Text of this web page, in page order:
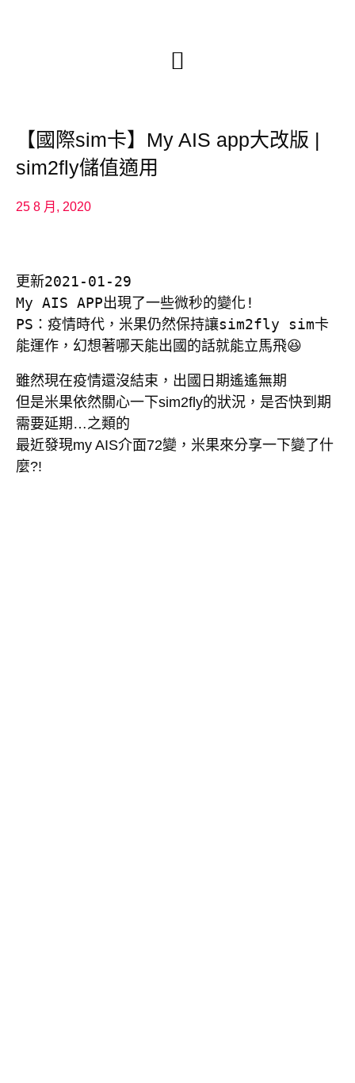
【國際sim卡】My AIS app大改版 |
sim2fly儲值適用
25 8 月, 2020
更新2021-01-29
My AIS APP出現了一些微秒的變化!
PS：疫情時代，米果仍然保持讓sim2fly sim卡
能運作，幻想著哪天能出國的話就能立馬飛😆
雖然現在疫情還沒結束，出國日期遙遙無期
但是米果依然關心一下sim2fly的狀況，是否快到期
需要延期…之類的
最近發現my AIS介面72變，米果來分享一下變了什
麼?!